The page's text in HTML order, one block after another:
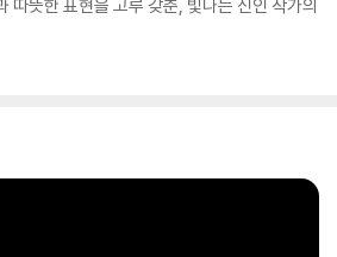
따뜻한 표현을 고루 갖춘, 빛나는 신인 작가의